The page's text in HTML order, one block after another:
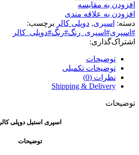
افزودن به مقایسه
افزودن به علاقه مندی
دسته: اسپری, دوپلی کالر برچسب:
#اسپری#اسپری_رنگ#رنگ#دوپلی_کالر
اشتراک‌گذاری:
توضیحات
توضیحات تکمیلی
نظرات (0)
Shipping & Delivery
توضیحات
اسپری استیل دوپلی کالر
توضیحات